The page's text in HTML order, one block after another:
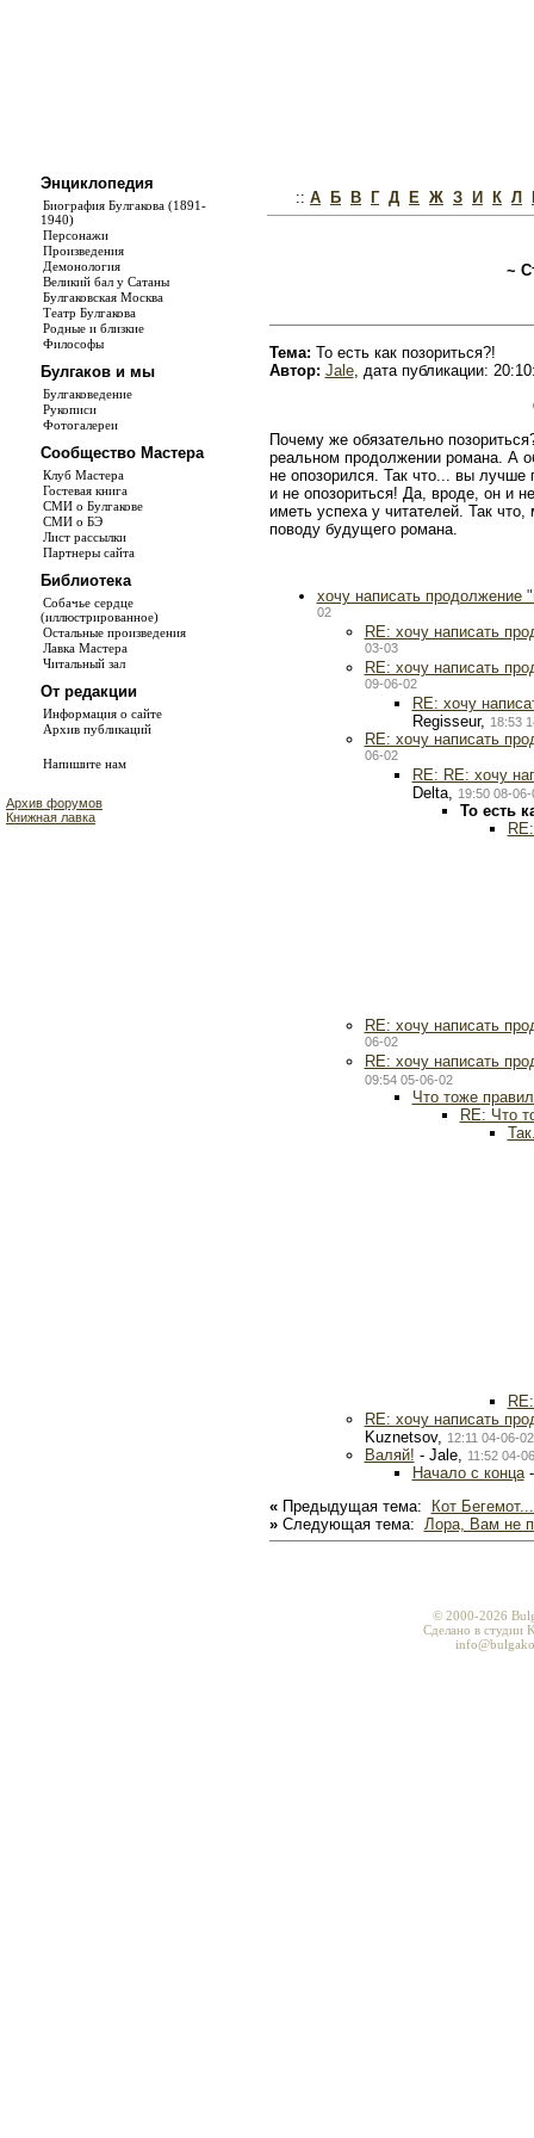
Энциклопедия
Биография Булгакова (1891-
1940)
Персонажи
Произведения
Демонология
Великий бал у Сатаны
Булгаковская Москва
Театр Булгакова
Родные и близкие
Философы
Булгаков и мы
Булгаковедение
Рукописи
Фотогалереи
Сообщество Мастера
Клуб Мастера
Гостевая книга
СМИ о Булгакове
СМИ о БЭ
Лист рассылки
Партнеры сайта
Библиотека
Собачье сердце
(иллюстрированное)
Остальные произведения
Лавка Мастера
Читальный зал
От редакции
Информация о сайте
Архив публикаций
Напишите нам
Архив форумов
Книжная лавка
:: А Б В Г Д Е Ж З И К Л
~
Тема: То есть как позориться?!
Автор: Jale, дата публикации:
Почему же обязательно
реальном продолжении романа. А
не опозорился. Так что... вы лучше
и не опозориться! Да, вроде, он и
иметь успеха у читателей. Так
поводу будущего романа.
хочу написать продолжение
02
RE: хочу написать
03-03
RE: хочу написать
09-06-02
RE: хочу
Regisseur, 18:53
RE: хочу написать
06-02
RE: RE: хочу
Delta,
19:50 08-06-
То есть
RE: хочу написать
06-02
RE: хочу написать
09:54 05-06-02
Что тоже
RE: Что
RE: хочу написать
Kuznetsov,
12:11 04-06-02
Валяй! - Jale, 11:52 04-
Начало с конца-
«Предыдущая тема: Кот
»Следующая тема: Лора, Вам не
© 2000-2026
Сделано в студии